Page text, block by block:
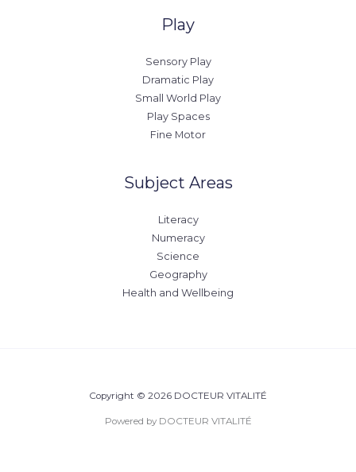
Play
Sensory Play
Dramatic Play
Small World Play
Play Spaces
Fine Motor
Subject Areas
Literacy
Numeracy
Science
Geography
Health and Wellbeing
Copyright © 2026 DOCTEUR VITALITÉ
Powered by DOCTEUR VITALITÉ